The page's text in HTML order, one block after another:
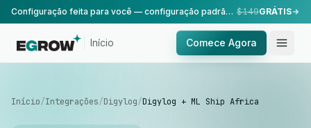
Configuração feita para você — configuração padrão, realizada pela nossa equipe. $149GRÁTIS
Início Comece Agora
Início/Integrações/Digylog/Digylog + ML Ship Africa